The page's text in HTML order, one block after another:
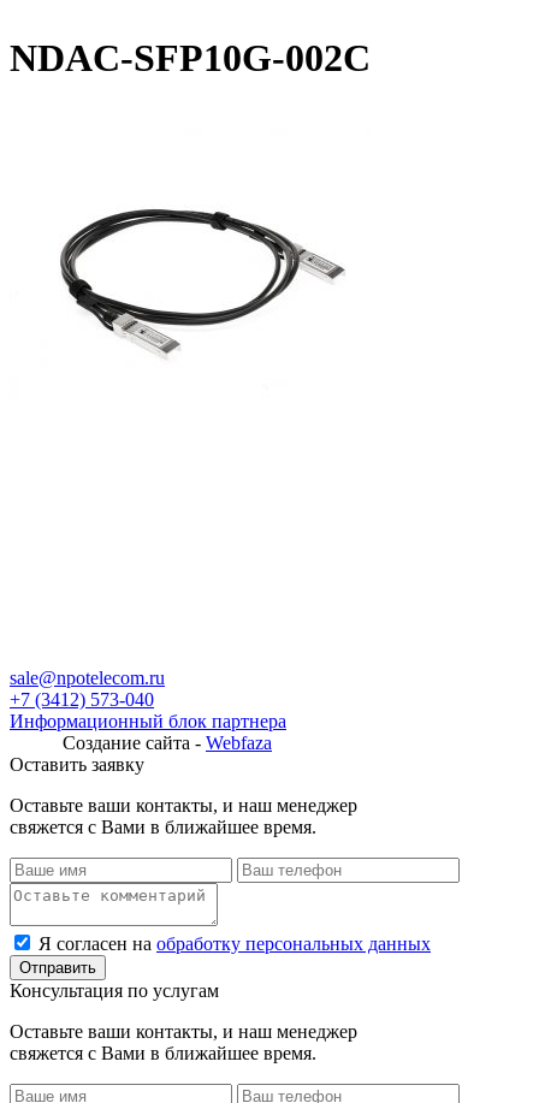
NDAC-SFP10G-002C
sale@npotelecom.ru
+7 (3412) 573-040
Информационный блок партнера
Создание сайта - Webfaza
Оставить заявку
Оставьте ваши контакты, и наш менеджер
свяжется с Вами в ближайшее время.
Я согласен на обработку персональных данных
Консультация по услугам
Оставьте ваши контакты, и наш менеджер
свяжется с Вами в ближайшее время.